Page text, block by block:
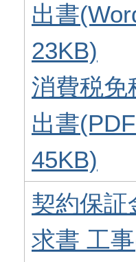
出書
23KB)
消費税免
出書
45KB)
契約保証
求書 工